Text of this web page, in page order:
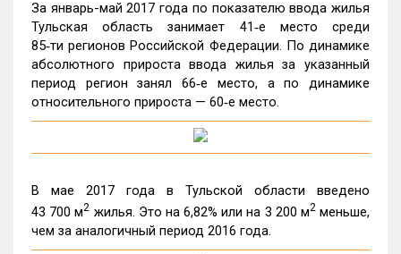
За январь-май 2017 года по показателю ввода жилья
Тульская область занимает 41‑е место среди
85‑ти регионов Российской Федерации. По динамике
абсолютного прироста ввода жилья за указанный
период регион занял 66‑е место, а по динамике
относительного прироста — 60‑е место.
В мае 2017 года в Тульской области введено
43 700 м2 жилья. Это на 6,82% или на 3 200 м2меньше,
чем за аналогичный период 2016 года.